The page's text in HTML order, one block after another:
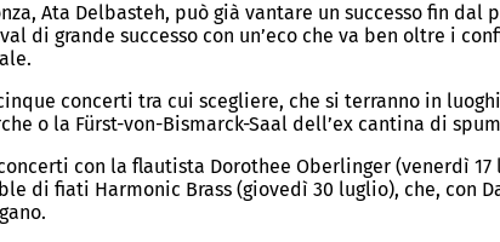
Ata Delbasteh, può già vantare un successo fin
di grande successo con un’eco che va ben oltre i
concerti tra cui scegliere, che si terranno in
o la Fürst-von-Bismarck-Saal dell’ex cantina di
con la flautista Dorothee Oberlinger (venerdì
di fiati Harmonic Brass (giovedì 30 luglio), che, con